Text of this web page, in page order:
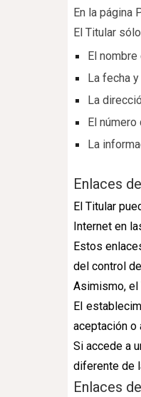
En la página
El Titular
El
La fecha
La
El
La
Enlaces
El Titular
Internet en
Estos
del control
Asimismo,
El
aceptación o
Si accede a
diferente de
Enlaces